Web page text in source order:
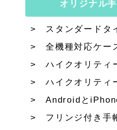
オリジナル
スタンダードタ
全機種対応ケー
ハイクオリティ
ハイクオリティ
Androidと
フリンジ付き手